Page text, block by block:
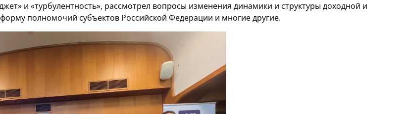
и «турбулентность», рассмотрел вопросы изменения динамики и структуры доходной и
полномочий субъектов Российской Федерации и многие другие.